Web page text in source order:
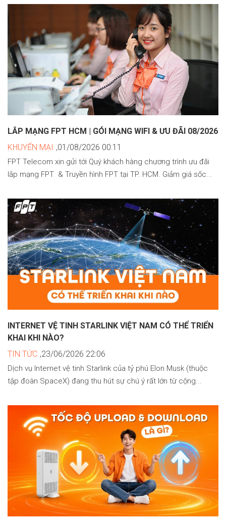
LẮP MẠNG FPT HCM | GÓI MẠNG WIFI & ƯU ĐÃI 08/2026
KHUYẾN MẠI ,01/08/2026 00:11
FPT Telecom xin gửi tới Quý khách hàng chương trình ưu đãi
lắp mạng FPT & Truyền hình FPT tại TP. HCM. Giảm giá sốc...
INTERNET VỆ TINH STARLINK VIỆT NAM CÓ THỂ TRIỂN
KHAI KHI NÀO?
TIN TỨC ,23/06/2026 22:06
Dịch vụ Internet vệ tinh Starlink của tỷ phú Elon Musk (thuộc
tập đoàn SpaceX) đang thu hút sự chú ý rất lớn từ cộng...